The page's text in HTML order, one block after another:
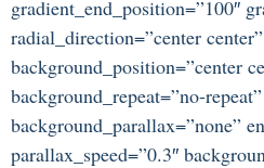
gradient_end_position=”100″
radial_direction=”center
background_position=”center
background_repeat=”no-
background_parallax=”none”
parallax_speed=”0.3″